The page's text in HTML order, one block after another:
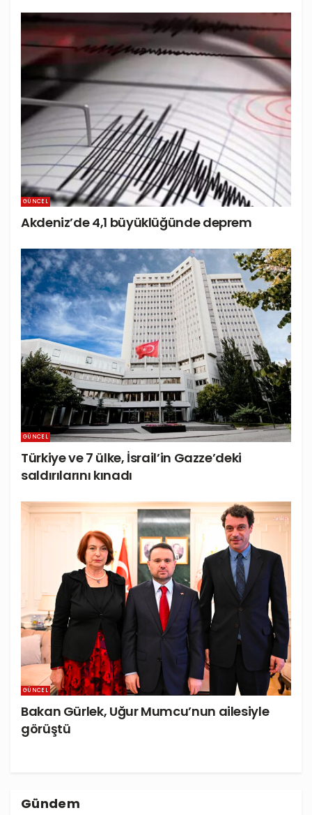
GÜNCEL
Akdeniz’de 4,1 büyüklüğünde deprem
GÜNCEL
Türkiye ve 7 ülke, İsrail’in Gazze’deki
saldırılarını kınadı
GÜNCEL
Bakan Gürlek, Uğur Mumcu’nun ailesiyle
görüştü
Gündem